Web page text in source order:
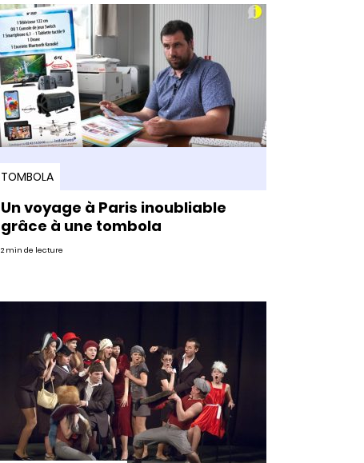
TOMBOLA
Un voyage à Paris inoubliable
grâce à une tombola
2 min de lecture